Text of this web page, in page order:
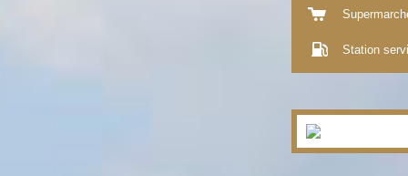
Station